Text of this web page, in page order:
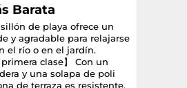
Barata
de playa ofrece un
y agradable para relajarse
el río o en el jardín.
primera clase】 Con un
y una solapa de poli
de terraza es resistente,